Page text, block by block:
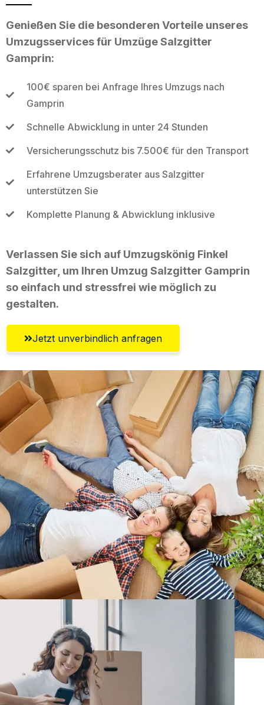
Genießen Sie die besonderen Vorteile unseres
Umzugsservices für Umzüge Salzgitter
Gamprin:
100€ sparen bei Anfrage Ihres Umzugs nach
Gamprin
Schnelle Abwicklung in unter 24 Stunden
Versicherungsschutz bis 7.500€ für den Transport
Erfahrene Umzugsberater aus Salzgitter
unterstützen Sie
Komplette Planung & Abwicklung inklusive
Verlassen Sie sich auf Umzugskönig Finkel
Salzgitter, um Ihren Umzug Salzgitter Gamprin
so einfach und stressfrei wie möglich zu
gestalten.
Jetzt unverbindlich anfragen